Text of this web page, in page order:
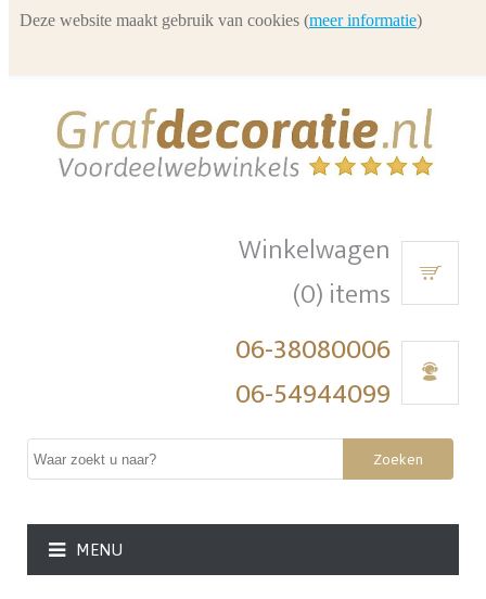
Winkelwagen
(0) items
06-38080006
06-54944099
Zoeken
MENU
Deze website maakt gebruik van cookies (meer informatie)